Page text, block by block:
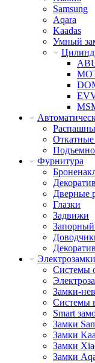
Samsung
Aqara
Kaadas
Умный
Откатные
Фурнитура
Дверные
Глазки
Задвижи
Системы
Замки-
Системы
Smart
Замки
Замки
Замки
Замки